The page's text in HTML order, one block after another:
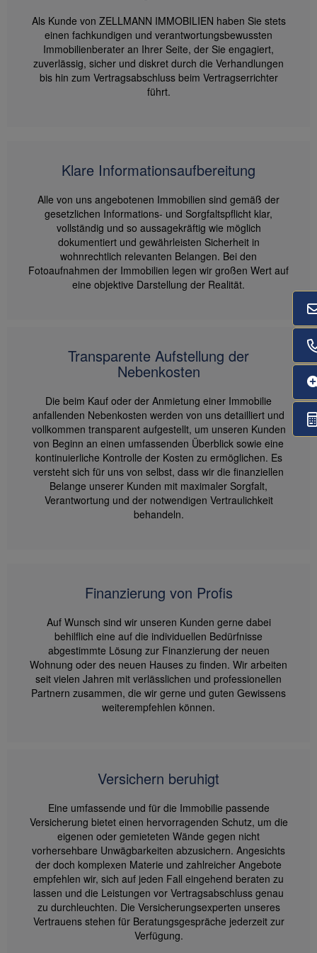
Als Kunde von ZELLMANN IMMOBILIEN haben Sie stets
einen fachkundigen und verantwortungsbewussten
Immobilienberater an Ihrer Seite, der Sie engagiert,
zuverlässig, sicher und diskret durch die Verhandlungen
bis hin zum Vertragsabschluss beim Vertragserrichter
führt.
Klare Informationsaufbereitung
Alle von uns angebotenen Immobilien sind gemäß der
gesetzlichen Informations- und Sorgfaltspflicht klar,
vollständig und so aussagekräftig wie möglich
dokumentiert und gewährleisten Sicherheit in
wohnrechtlich relevanten Belangen. Bei den
Fotoaufnahmen der Immobilien legen wir großen Wert auf
eine objektive Darstellung der Realität.
Transparente Aufstellung der
Nebenkosten
Die beim Kauf oder der Anmietung einer Immobilie
anfallenden Nebenkosten werden von uns detailliert und
vollkommen transparent aufgestellt, um unseren Kunden
von Beginn an einen umfassenden Überblick sowie eine
kontinuierliche Kontrolle der Kosten zu ermöglichen. Es
versteht sich für uns von selbst, dass wir die finanziellen
Belange unserer Kunden mit maximaler Sorgfalt,
Verantwortung und der notwendigen Vertraulichkeit
behandeln.
Finanzierung von Profis
Auf Wunsch sind wir unseren Kunden gerne dabei
behilflich eine auf die individuellen Bedürfnisse
abgestimmte Lösung zur Finanzierung der neuen
Wohnung oder des neuen Hauses zu finden. Wir arbeiten
seit vielen Jahren mit verlässlichen und professionellen
Partnern zusammen, die wir gerne und guten Gewissens
weiterempfehlen können.
Versichern beruhigt
Eine umfassende und für die Immobilie passende
Versicherung bietet einen hervorragenden Schutz, um die
eigenen oder gemieteten Wände gegen nicht
vorhersehbare Unwägbarkeiten abzusichern. Angesichts
der doch komplexen Materie und zahlreicher Angebote
empfehlen wir, sich auf jeden Fall eingehend beraten zu
lassen und die Leistungen vor Vertragsabschluss genau
zu durchleuchten. Die Versicherungsexperten unseres
Vertrauens stehen für Beratungsgespräche jederzeit zur
Verfügung.